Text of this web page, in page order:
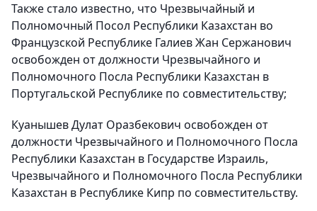
Также стало известно, что Чрезвычайный и
Полномочный Посол Республики Казахстан во
Французской Республике Галиев Жан Сержанович
освобожден от должности Чрезвычайного и
Полномочного Посла Республики Казахстан в
Португальской Республике по совместительству;
Куанышев Дулат Оразбекович освобожден от
должности Чрезвычайного и Полномочного Посла
Республики Казахстан в Государстве Израиль,
Чрезвычайного и Полномочного Посла Республики
Казахстан в Республике Кипр по совместительству.